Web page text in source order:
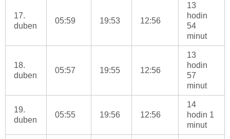
17.
duben
05:59 19:53 12:56
13
hodin
54
minut
18.
duben
05:57 19:55 12:56
13
hodin
57
minut
19.
duben
05:55 19:56 12:56
14
hodin 1
minut